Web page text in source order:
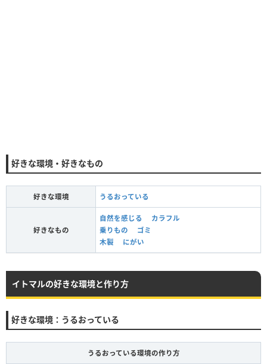
好きな環境・好きなもの
好きな環境 うるおっている
好きなもの
自然を感じる
カラフル
乗りもの
ゴミ
木製
にがい
イトマルの好きな環境と作り方
好きな環境：うるおっている
うるおっている環境の作り方